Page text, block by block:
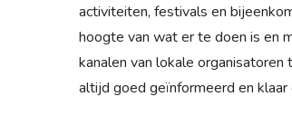
activiteiten, festivals en
hoogte van wat er te doen is en
kanalen van lokale
altijd goed geïnformeerd en